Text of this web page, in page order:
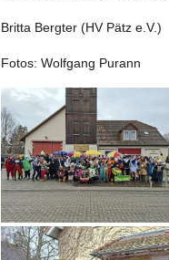
Britta Bergter (HV Pätz e.V.)
Fotos: Wolfgang Purann